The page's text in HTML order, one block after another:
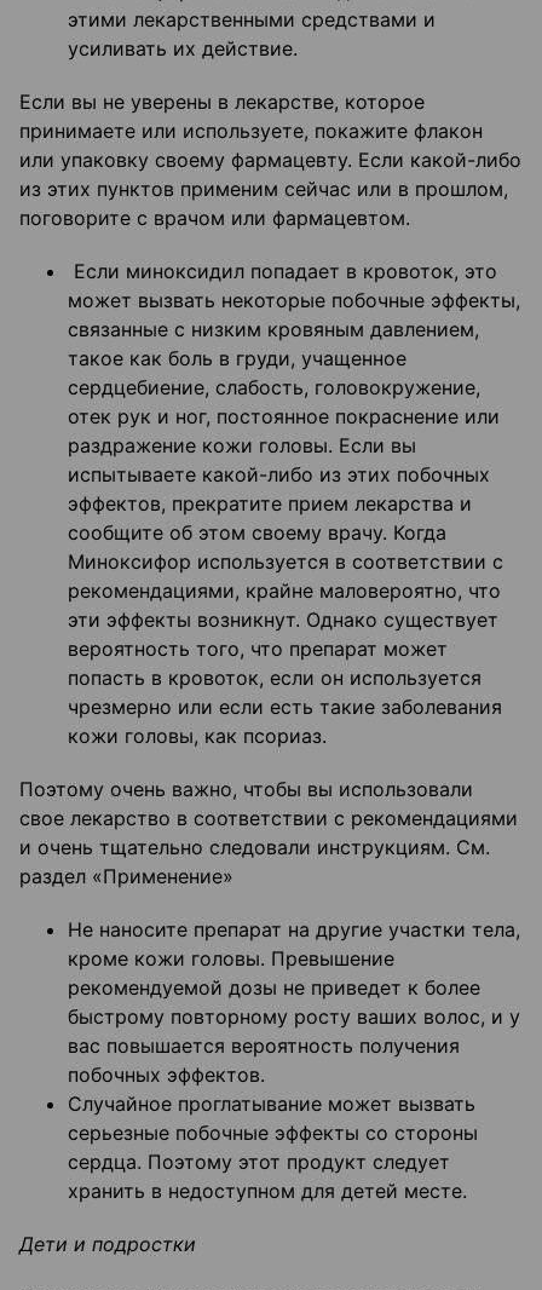
этими лекарственными средствами и
усиливать их действие.
Если вы не уверены в лекарстве, которое
принимаете или используете, покажите флакон
или упаковку своему фармацевту. Если какой-либо
из этих пунктов применим сейчас или в прошлом,
поговорите с врачом или фармацевтом.
Если миноксидил попадает в кровоток, это
может вызвать некоторые побочные эффекты,
связанные с низким кровяным давлением,
такое как боль в груди, учащенное
сердцебиение, слабость, головокружение,
отек рук и ног, постоянное покраснение или
раздражение кожи головы. Если вы
испытываете какой-либо из этих побочных
эффектов, прекратите прием лекарства и
сообщите об этом своему врачу. Когда
Миноксифор используется в соответствии с
рекомендациями, крайне маловероятно, что
эти эффекты возникнут. Однако существует
вероятность того, что препарат может
попасть в кровоток, если он используется
чрезмерно или если есть такие заболевания
кожи головы, как псориаз.
Поэтому очень важно, чтобы вы использовали
свое лекарство в соответствии с рекомендациями
и очень тщательно следовали инструкциям. См.
раздел «Применение»
Не наносите препарат на другие участки тела,
кроме кожи головы. Превышение
рекомендуемой дозы не приведет к более
быстрому повторному росту ваших волос, и у
вас повышается вероятность получения
побочных эффектов.
Случайное проглатывание может вызвать
серьезные побочные эффекты со стороны
сердца. Поэтому этот продукт следует
хранить в недоступном для детей месте.
Дети и подростки